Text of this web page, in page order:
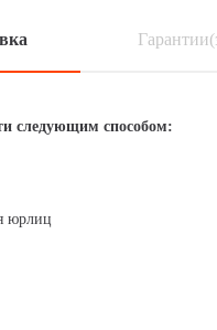
следующим способом:
юрлиц